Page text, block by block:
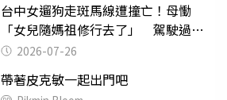
台中女遛狗走斑馬線遭撞亡！母慟
「女兒隨媽祖修行去了」 駕駛過失
致死判9月
2026-07-26
帶著皮克敏一起出門吧